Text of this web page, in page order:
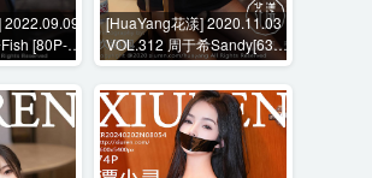
[80P-
[HuaYang花漾] 2020.11.03
VOL.312 周于希Sandy[63P-
627MB]